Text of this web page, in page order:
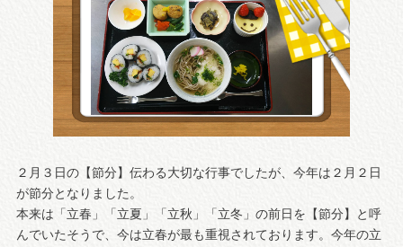
２月３日の【節分】伝わる大切な行事でしたが、今年は２月２日
が節分となりました。
本来は「立春」「立夏」「立秋」「立冬」の前日を【節分】と呼
んでいたそうで、今は立春が最も重視されております。今年の立